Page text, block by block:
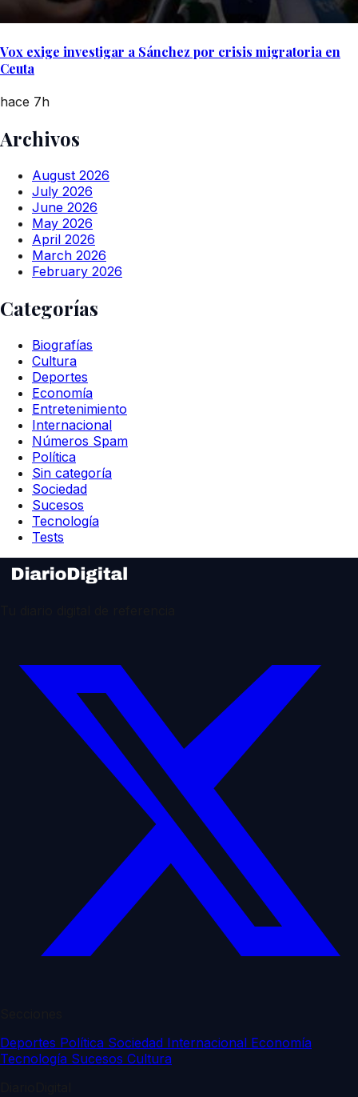
Vox exige investigar a Sánchez por crisis migratoria en
Ceuta
hace 7h
Archivos
August 2026
July 2026
June 2026
May 2026
April 2026
March 2026
February 2026
Categorías
Biografías
Cultura
Deportes
Economía
Entretenimiento
Internacional
Números Spam
Política
Sin categoría
Sociedad
Sucesos
Tecnología
Tests
Deportes Política Sociedad Internacional Economía
Tecnología Sucesos Cultura